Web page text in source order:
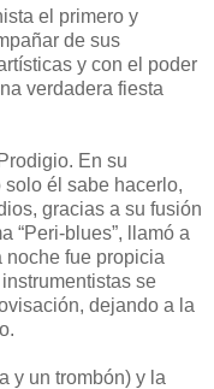
el primero y
de sus
y con el poder
verdadera fiesta
En su
él sabe hacerlo,
gracias a su fusión
“Peri-blues”, llamó a
noche fue propicia
se
dejando a la
y un trombón) y la